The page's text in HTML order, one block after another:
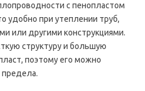
с пенопластом
удобно при утеплении труб,
или другими конструкциями.
структуру и большую
поэтому его можно
предела.